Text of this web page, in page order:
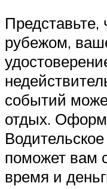
Представьте,
рубежом,
событий
отдых.
поможет вам
время и